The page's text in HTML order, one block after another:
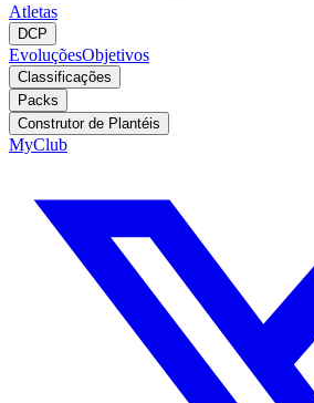
Atletas
DCP
EvoluçõesObjetivos
Classificações
Packs
Construtor de Plantéis
MyClub